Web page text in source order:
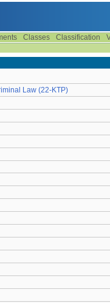
Classes Classification
Law (22-KTP)